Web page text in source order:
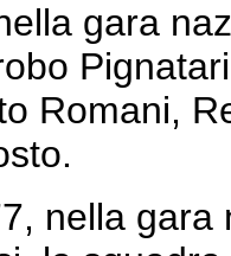
gara
Romani,
nella